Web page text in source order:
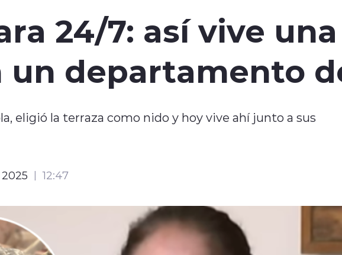
24/7: así vive
un departamento
eligió la terraza como nido y hoy vive ahí junto a sus
12:47